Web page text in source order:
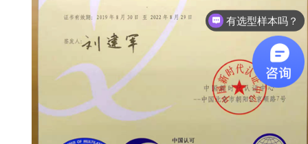
有选型样本吗？